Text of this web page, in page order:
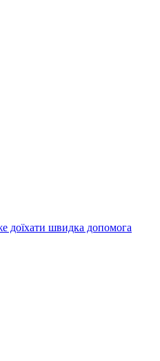
доїхати швидка допомога